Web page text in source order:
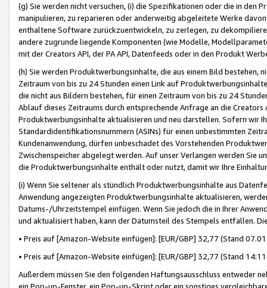
(g) Sie werden nicht versuchen, (i) die Spezifikationen oder die in
manipulieren, zu reparieren oder anderweitig abgeleitete Werke
enthaltene Software zurückzuentwickeln, zu zerlegen, zu
andere zugrunde liegende Komponenten (wie Modelle,
mit der Creators API, der PA API, Datenfeeds oder in den Produkt
(h) Sie werden Produktwerbungsinhalte, die aus einem Bild bestehen,
Zeitraum von bis zu 24 Stunden einen Link auf
die nicht aus Bildern bestehen, für einen Zeitraum von bis zu 24
Ablauf dieses Zeitraums durch entsprechende Anfrage an die
Produktwerbungsinhalte aktualisieren und neu darstellen. Sofern wir
Standardidentifikationsnummern (ASINs) für einen unbestimmten
Kundenanwendung, dürfen unbeschadet des Vorstehenden
Zwischenspeicher abgelegt werden. Auf unser Verlangen werden Sie
die Produktwerbungsinhalte enthält oder nutzt, damit wir Ihre
(i) Wenn Sie seltener als stündlich Produktwerbungsinhalte aus
Anwendung angezeigten Produktwerbungsinhalte aktualisieren,
Datums-/Uhrzeitstempel einfügen. Wenn Sie jedoch die in Ihrer
und aktualisiert haben, kann der Datumsteil des Stempels entfallen.
• Preis auf [Amazon-Website einfügen]: [EUR/GBP] 32,77 (Stand
• Preis auf [Amazon-Website einfügen]: [EUR/GBP] 32,77 (Stand
Außerdem müssen Sie den folgenden Haftungsausschluss entweder
ein Pop-up-Fenster, ein Pop-up-Skript oder ein sonstiges